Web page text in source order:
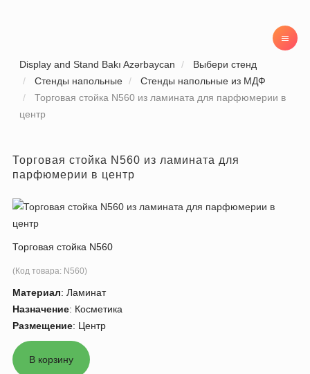
Display and Stand Bakı Azərbaycan
Выбери стенд
Стенды напольные
Стенды напольные из МДФ
Торговая стойка N560 из ламината для парфюмерии в
центр
Торговая стойка N560 из ламината для
парфюмерии в центр
Торговая стойка N560
(Код товара: N560)
Материал: Ламинат
Назначение: Косметика
Размещение: Центр